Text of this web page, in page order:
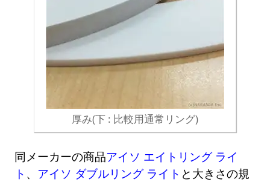
厚み(下 : 比較用通常リング)
同メーカーの商品アイソ エイトリング ライ
ト 、 アイソ ダブルリング ライト と大きさの規